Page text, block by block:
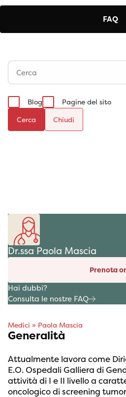
FAQ
Blog
Pagine del sito
Cerca
Dr.ssa Paola Mascia
Prenota
Hai dubbi?
Consulta le nostre FAQ
Medici » Paola Mascia
Generalità
Attualmente lavora come
E.O. Ospedali Galliera di
attività di I e II livello a
oncologico di screening